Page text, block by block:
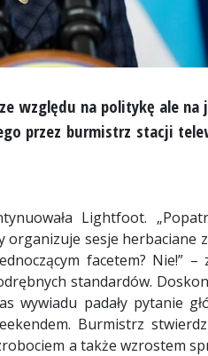
względu na politykę ale na
przez burmistrz stacji
Lightfoot.
organizuje sesje herbaciane
facetem? Nie!” –
standardów.
wywiadu padały pytanie
Burmistrz
a także wzrostem